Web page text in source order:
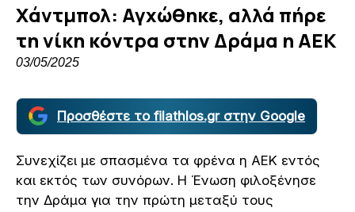
Χάντμπολ: Αγχώθηκε, αλλά πήρε
τη νίκη κόντρα στην Δράμα η ΑΕΚ
03/05/2025
Προσθέστε το filathlos.gr στην Google
Συνεχίζει με σπασμένα τα φρένα η ΑΕΚ εντός
και εκτός των συνόρων. Η Ένωση φιλοξένησε
την Δράμα για την πρώτη μεταξύ τους